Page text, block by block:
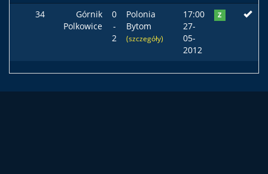
34
Górnik
Polkowice
0
-
2
Polonia
Bytom
(szczegóły)
17:00
27-
05-
2012
Z